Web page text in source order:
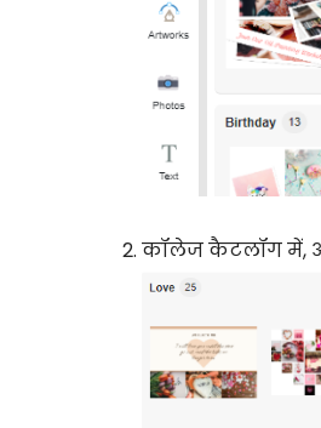
कॉलेज कैटलॉग में,